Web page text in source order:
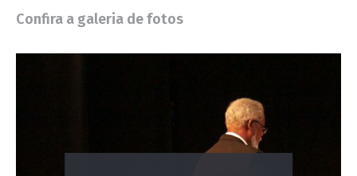
Confira a galeria de fotos